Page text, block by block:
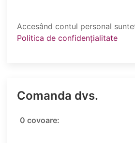
Accesând contul personal
Politica de confidențialitate
Comanda dvs.
0 covoare: